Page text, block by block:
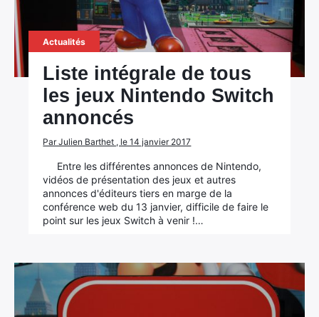
Actualités
Liste intégrale de tous
les jeux Nintendo Switch
annoncés
Par Julien Barthet , le 14 janvier 2017
Entre les différentes annonces de Nintendo,
vidéos de présentation des jeux et autres
annonces d'éditeurs tiers en marge de la
conférence web du 13 janvier, difficile de faire le
point sur les jeux Switch à venir !…